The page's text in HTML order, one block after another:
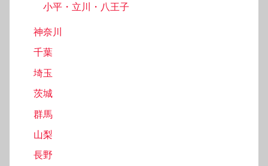
小平・立川・八王子
神奈川
千葉
埼玉
茨城
群馬
山梨
長野